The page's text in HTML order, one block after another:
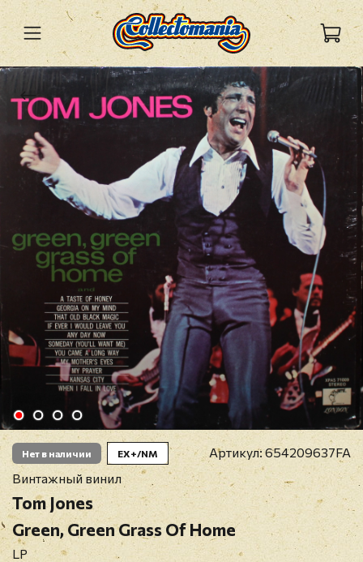
Нет в наличии EX+/NM Артикул:654209637FA
Винтажный винил
Tom Jones
Green, Green Grass Of Home
LP